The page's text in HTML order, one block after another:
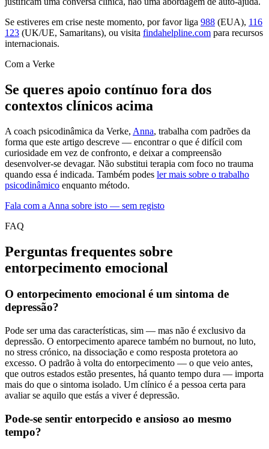
Se estiveres em crise neste momento, por favor liga 988 (EUA), 116
123 (UK/UE, Samaritans), ou visita findahelpline.com para recursos
internacionais.
Com a Verke
Se queres apoio contínuo fora dos
contextos clínicos acima
A coach psicodinâmica da Verke, Anna, trabalha com padrões da
forma que este artigo descreve — encontrar o que é difícil com
curiosidade em vez de confronto, e deixar a compreensão
desenvolver-se devagar. Não substitui terapia com foco no trauma
quando essa é indicada. Também podes ler mais sobre o trabalho
psicodinâmico enquanto método.
Fala com a Anna sobre isto — sem registo
FAQ
Perguntas frequentes sobre
entorpecimento emocional
O entorpecimento emocional é um sintoma de
depressão?
Pode ser uma das características, sim — mas não é exclusivo da
depressão. O entorpecimento aparece também no burnout, no luto,
no stress crónico, na dissociação e como resposta protetora ao
excesso. O padrão à volta do entorpecimento — o que veio antes,
que outros estados estão presentes, há quanto tempo dura — importa
mais do que o sintoma isolado. Um clínico é a pessoa certa para
avaliar se aquilo que estás a viver é depressão.
Pode-se sentir entorpecido e ansioso ao mesmo
tempo?